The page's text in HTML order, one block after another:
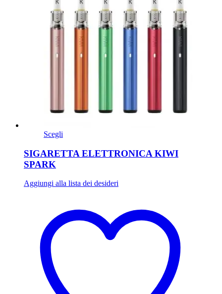
Scegli
SIGARETTA ELETTRONICA KIWI
SPARK
Aggiungi alla lista dei desideri